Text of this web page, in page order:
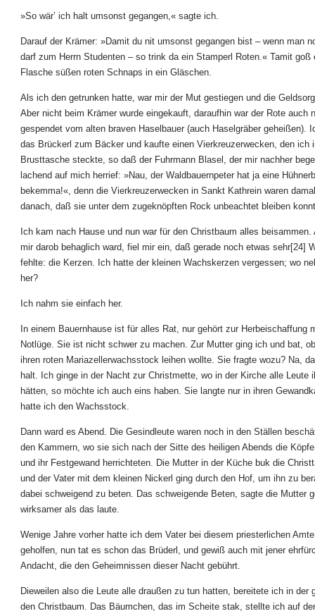
»So wär’ ich halt umsonst gegangen,« sagte ich.
Darauf der Krämer: »Damit du nit umsonst gegangen bist – wenn man
darf zum Herrn Studenten – so trink da ein Stamperl Roten.« Tamit goß
Flasche süßen roten Schnaps in ein Gläschen.
Als ich den getrunken hatte, war mir der Mut gestiegen und die
Aber nicht beim Krämer wurde eingekauft, daraufhin war der Rote auch
gespendet vom alten braven Haselbauer (auch Haselgräber geheißen).
das Brückerl zum Bäcker und kaufte einen Vierkreuzerwecken, den ich
Brusttasche steckte, so daß der Fuhrmann Blasel, der mir nachher
lachend auf mich herrief: »Nau, der Waldbauernpeter hat ja eine
bekemma!«, denn die Vierkreuzerwecken in Sankt Kathrein waren
danach, daß sie unter dem zugeknöpften Rock unbeachtet bleiben
Ich kam nach Hause und nun war für den Christbaum alles beisammen.
mir darob behaglich ward, fiel mir ein, daß gerade noch etwas sehr[24]
fehlte: die Kerzen. Ich hatte der kleinen Wachskerzen vergessen; wo
her?
Ich nahm sie einfach her.
In einem Bauernhause ist für alles Rat, nur gehört zur Herbeischaffung
Notlüge. Sie ist nicht schwer zu machen. Zur Mutter ging ich und bat,
ihren roten Mariazellerwachsstock leihen wollte. Sie fragte wozu? Na,
halt. Ich ginge in der Nacht zur Christmette, wo in der Kirche alle Leute
hätten, so möchte ich auch eins haben. Sie langte nur in ihren
hatte ich den Wachsstock.
Dann ward es Abend. Die Gesindleute waren noch in den Ställen
den Kammern, wo sie sich nach der Sitte des heiligen Abends die
und ihr Festgewand herrichteten. Die Mutter in der Küche buk die
und der Vater mit dem kleinen Nickerl ging durch den Hof, um ihn zu
dabei schweigend zu beten. Das schweigende Beten, sagte die Mutter
wirksamer als das laute.
Wenige Jahre vorher hatte ich dem Vater bei diesem priesterlichen
geholfen, nun tat es schon das Brüderl, und gewiß auch mit jener
Andacht, die den Geheimnissen dieser Nacht gebührt.
Dieweilen also die Leute alle draußen zu tun hatten, bereitete ich in der
den Christbaum. Das Bäumchen, das im Scheite stak, stellte ich auf